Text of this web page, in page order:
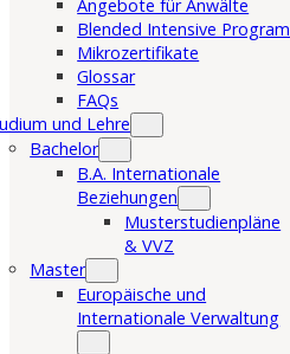
Angebote für Anwälte
Blended Intensive Program
Mikrozertifikate
Glossar
FAQs
und Lehre
Bachelor
B.A. Internationale
Beziehungen
Musterstudienpläne
& VVZ
Master
Europäische und
Internationale Verwaltung